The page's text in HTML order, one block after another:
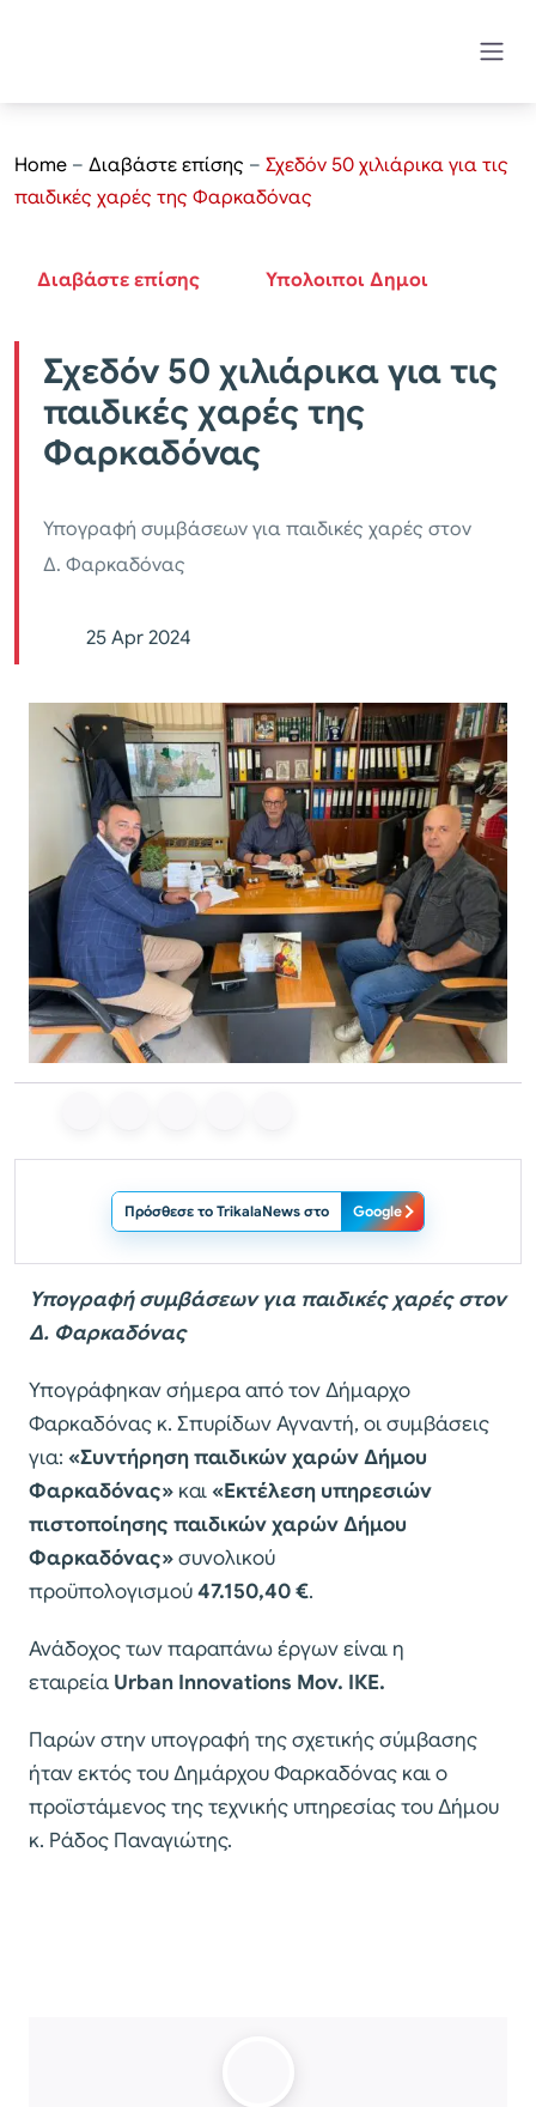
Home – Διαβάστε επίσης – Σχεδόν 50 χιλιάρικα για τις
παιδικές χαρές της Φαρκαδόνας
Διαβάστε επίσης Υπολοιποι Δημοι
Σχεδόν 50 χιλιάρικα για τις
παιδικές χαρές της
Φαρκαδόνας
Υπογραφή συμβάσεων για παιδικές χαρές στον
Δ. Φαρκαδόνας
25 Apr 2024
Πρόσθεσε το TrikalaNews στο Google
Υπογραφή συμβάσεων για παιδικές χαρές στον
Δ. Φαρκαδόνας
Υπογράφηκαν σήμερα από τον Δήμαρχο
Φαρκαδόνας κ. Σπυρίδων Αγναντή, οι συμβάσεις
για: «Συντήρηση παιδικών χαρών Δήμου
Φαρκαδόνας» και«Eκτέλεση υπηρεσιών
πιστοποίησης παιδικών χαρών Δήμου
Φαρκαδόνας»συνολικού
προϋπολογισμού47.150,40€.
Ανάδοχος των παραπάνω έργων είναι η
εταιρεία Urban Innovations Μον. ΙΚΕ.
Παρών στην υπογραφή της σχετικής σύμβασης
ήταν εκτός του Δημάρχου Φαρκαδόνας και ο
προϊστάμενος της τεχνικής υπηρεσίας του Δήμου
κ. Ράδος Παναγιώτης.